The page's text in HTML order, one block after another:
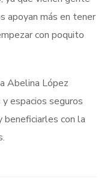
apoyan más en tener
con poquito
Abelina López
espacios seguros
beneficiarles con la